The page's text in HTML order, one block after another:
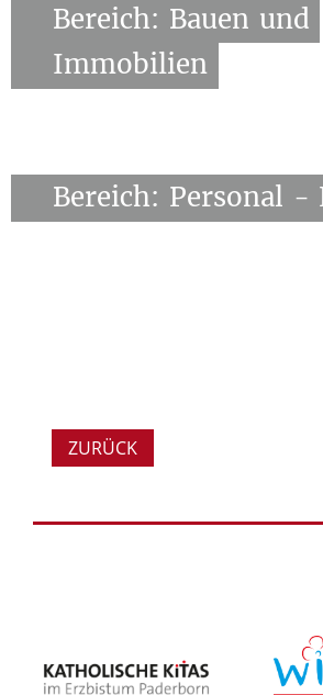
Bereich: Bauen und
Immobilien
Bereich: Personal -
ZURÜCK